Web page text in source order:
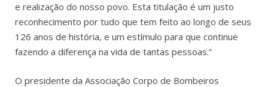
e realização do nosso povo. Esta titulação é um justo
reconhecimento por tudo que tem feito ao longo de seus
126 anos de história, e um estímulo para que continue
fazendo a diferença na vida de tantas pessoas.”
O presidente da Associação Corpo de Bombeiros